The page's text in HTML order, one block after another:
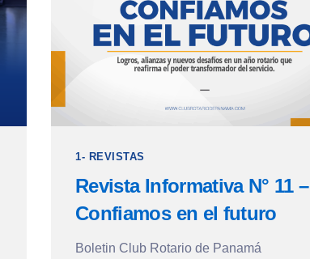
1- REVISTAS
Revista Informativa N° 11 –
Confiamos en el futuro
Boletin Club Rotario de Panamá